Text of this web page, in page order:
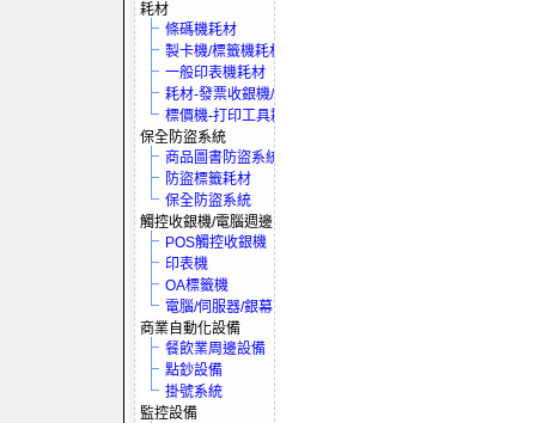
耗材
條碼機耗材
製卡機/標籤機耗材
一般印表機耗材
耗材-發票收銀機/保全系統
標價機-打印工具耗材
保全防盜系統
商品圖書防盜系統
防盜標籤耗材
保全防盜系統
觸控收銀機/電腦週邊
POS觸控收銀機
印表機
OA標籤機
電腦/伺服器/銀幕
商業自動化設備
餐飲業周邊設備
點鈔設備
掛號系統
監控設備